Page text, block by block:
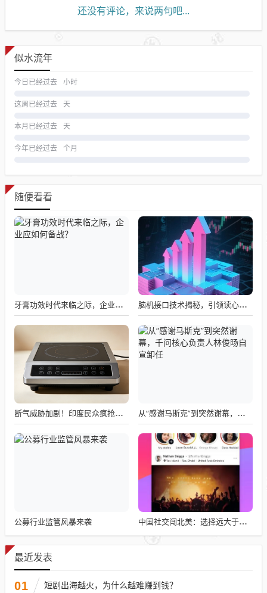
还没有评论，来说两句吧...
似水流年
今日已经过去 小时
这周已经过去 天
本月已经过去 天
今年已经过去 个月
随便看看
牙膏功效时代来临之际，企业应如何备战？ 脑机接口技术揭秘，引领读心术革命的领跑者大盘点
断气威胁加剧！印度民众疯抢电磁炉 制造商将从中国空运部件 从“感谢马斯克”到突然谢幕，千问核心负责人林俊旸自宣卸任
公募行业监管风暴来袭 中国社交闯北美：选择远大于努力
最近发表
01 短剧出海越火，为什么越难赚到钱？